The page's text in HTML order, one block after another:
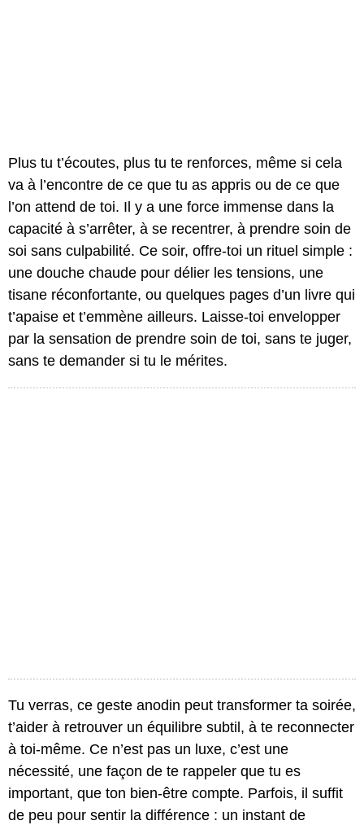
Plus tu t’écoutes, plus tu te renforces, même si cela
va à l’encontre de ce que tu as appris ou de ce que
l’on attend de toi. Il y a une force immense dans la
capacité à s’arrêter, à se recentrer, à prendre soin de
soi sans culpabilité. Ce soir, offre-toi un rituel simple :
une douche chaude pour délier les tensions, une
tisane réconfortante, ou quelques pages d’un livre qui
t’apaise et t’emmène ailleurs. Laisse-toi envelopper
par la sensation de prendre soin de toi, sans te juger,
sans te demander si tu le mérites.
Tu verras, ce geste anodin peut transformer ta soirée,
t’aider à retrouver un équilibre subtil, à te reconnecter
à toi-même. Ce n’est pas un luxe, c’est une
nécessité, une façon de te rappeler que tu es
important, que ton bien-être compte. Parfois, il suffit
de peu pour sentir la différence : un instant de